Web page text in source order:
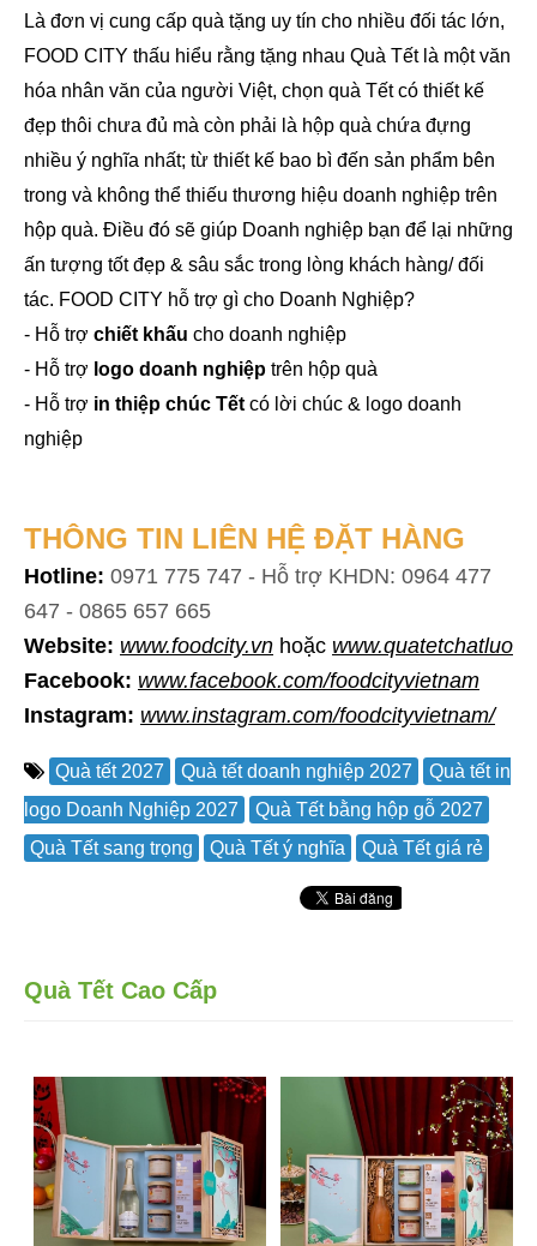
Là đơn vị cung cấp quà tặng uy tín cho nhiều đối tác lớn,
FOOD CITY thấu hiểu rằng tặng nhau Quà Tết là một văn
hóa nhân văn của người Việt, chọn quà Tết có thiết kế
đẹp thôi chưa đủ mà còn phải là hộp quà chứa đựng
nhiều ý nghĩa nhất; từ thiết kế bao bì đến sản phẩm bên
trong và không thể thiếu thương hiệu doanh nghiệp trên
hộp quà. Điều đó sẽ giúp Doanh nghiệp bạn để lại những
ấn tượng tốt đẹp & sâu sắc trong lòng khách hàng/ đối
tác. FOOD CITY hỗ trợ gì cho Doanh Nghiệp?
- Hỗ trợ chiết khấu cho doanh nghiệp
- Hỗ trợ ogo doanh nghiệp trên hộp quà
- Hỗ trợ in thiệp chúc Tết có lời chúc & logo doanh
nghiệp
THÔNG TIN LIÊN HỆ ĐẶT HÀNG
Hotline: 0971 775 747 - Hỗ trợ KHDN: 0964 477
647 - 0865 657 665
Website: www.foodcity.vn hoặc
Facebook: www.facebook.com/foodcityvietnam
Instagram: www.instagram.com/foodcityvietnam/
Quà tết 2027 Quà tết doanh nghiệp 2027
Quà tết in
logo Doanh Nghiệp 2027
Quà Tết bằng hộp gỗ 2027
Quà Tết sang trọng
Quà Tết ý nghĩa Quà Tết giá rẻ
Quà Tết Cao Cấp